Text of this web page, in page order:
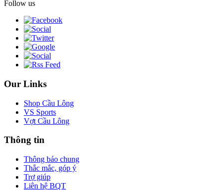
Follow us
Our Links
Shop Cầu Lông
VS Sports
Vợt Cầu Lông
Thông tin
Thông báo chung
Thắc mắc, góp ý
Trợ giúp
Liên hệ BQT